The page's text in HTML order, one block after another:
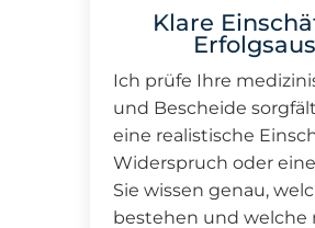
Klare
Ich prüfe Ihre
und Bescheide
eine realistische
Widerspruch oder
Sie wissen genau,
bestehen und welche